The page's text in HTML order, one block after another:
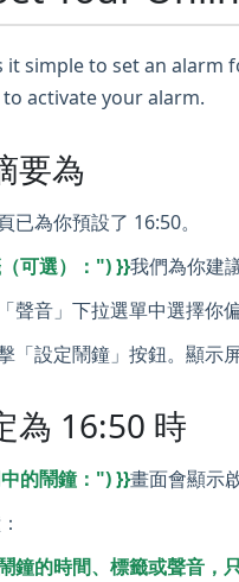
it simple to set an alarm
activate your alarm.
要為
已為你預設了 16:50。
可選）：") }}我們為你建
聲音」下拉選單中選擇你
「設定鬧鐘」按鈕。顯示
為 16:50 時
的鬧鐘：") }}畫面會顯示
鐘的時間、標籤或聲音，